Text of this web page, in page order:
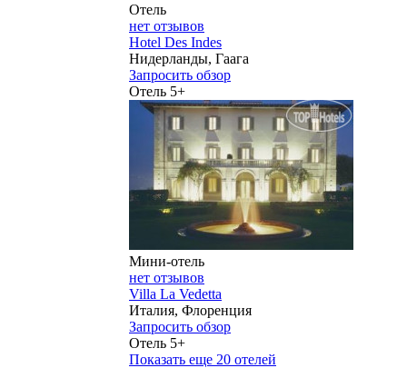
Отель
нет отзывов
Hotel Des Indes
Нидерланды, Гаага
Запросить обзор
Отель 5+
Мини-отель
нет отзывов
Villa La Vedetta
Италия, Флоренция
Запросить обзор
Отель 5+
Показать еще 20 отелей